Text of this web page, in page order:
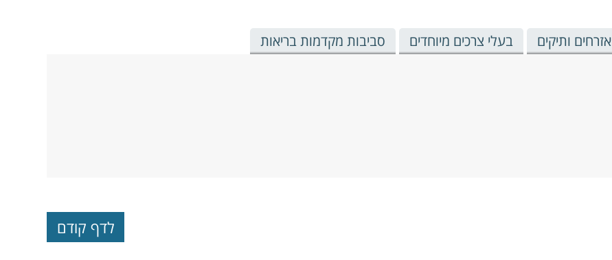
אזרחים ותיקים בעלי צרכים מיוחדים סביבות מקדמות בריאות